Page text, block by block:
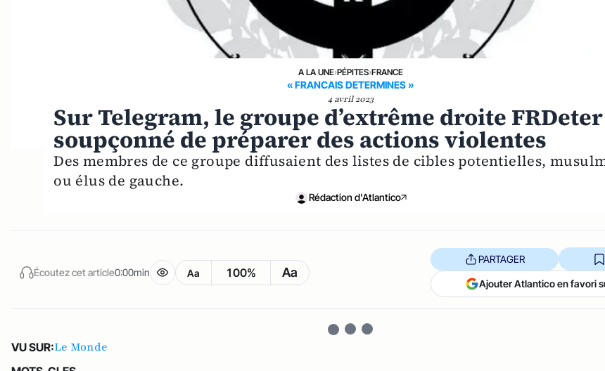
A LA UNE›PÉPITES›FRANCE
« FRANCAIS DETERMINES »
4 avril 2023
Sur Telegram, le groupe d’extrême droite FRDeter
soupçonné de préparer des actions violentes
Des membres de ce groupe diffusaient des listes de cibles potentielles,
ou élus de gauche.
Rédaction d'Atlantico
Écoutez cet article0:00min Aa 100% Aa
PARTAGER
Ajouter Atlantico en favori
VU SUR:Le Monde